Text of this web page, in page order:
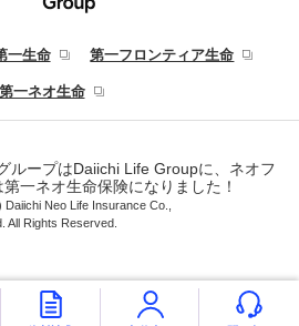
一生命 第一フロンティア生命
第一ネオ生命
ループはDaiichi Life Groupに、ネオフ
一ネオ生命保険になりました！
Daiichi Neo Life Insurance Co.,
All Rights Reserved.